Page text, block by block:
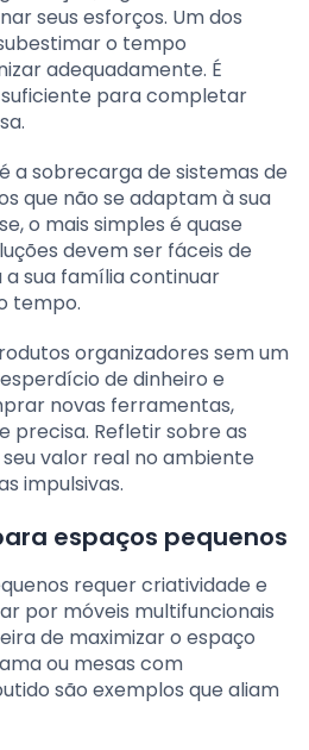
seus esforços. Um dos
o tempo
adequadamente. É
para completar
a sobrecarga de sistemas de
que não se adaptam à sua
o mais simples é quase
devem ser fáceis de
sua família continuar
tempo.
organizadores sem um
de dinheiro e
novas ferramentas,
precisa. Refletir sobre as
valor real no ambiente
impulsivas.
espaços pequenos
requer criatividade e
por móveis multifuncionais
de maximizar o espaço
ou mesas com
são exemplos que aliam